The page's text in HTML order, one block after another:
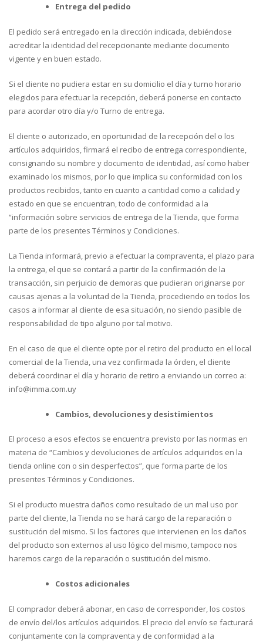
Entrega del pedido
El pedido será entregado en la dirección indicada, debiéndose
acreditar la identidad del recepcionante mediante documento
vigente y en buen estado.
Si el cliente no pudiera estar en su domicilio el día y turno horario
elegidos para efectuar la recepción, deberá ponerse en contacto
para acordar otro día y/o Turno de entrega.
El cliente o autorizado, en oportunidad de la recepción del o los
artículos adquiridos, firmará el recibo de entrega correspondiente,
consignando su nombre y documento de identidad, así como haber
examinado los mismos, por lo que implica su conformidad con los
productos recibidos, tanto en cuanto a cantidad como a calidad y
estado en que se encuentran, todo de conformidad a la
“información sobre servicios de entrega de la Tienda, que forma
parte de los presentes Términos y Condiciones.
La Tienda informará, previo a efectuar la compraventa, el plazo para
la entrega, el que se contará a partir de la confirmación de la
transacción, sin perjuicio de demoras que pudieran originarse por
causas ajenas a la voluntad de la Tienda, procediendo en todos los
casos a informar al cliente de esa situación, no siendo pasible de
responsabilidad de tipo alguno por tal motivo.
En el caso de que el cliente opte por el retiro del producto en el local
comercial de la Tienda, una vez confirmada la órden, el cliente
deberá coordinar el día y horario de retiro a enviando un correo a:
info@imma.com.uy
Cambios, devoluciones y desistimientos
El proceso a esos efectos se encuentra previsto por las normas en
materia de “Cambios y devoluciones de artículos adquiridos en la
tienda online con o sin desperfectos”, que forma parte de los
presentes Términos y Condiciones.
Si el producto muestra daños como resultado de un mal uso por
parte del cliente, la Tienda no se hará cargo de la reparación o
sustitución del mismo. Si los factores que intervienen en los daños
del producto son externos al uso lógico del mismo, tampoco nos
haremos cargo de la reparación o sustitución del mismo.
Costos adicionales
El comprador deberá abonar, en caso de corresponder, los costos
de envío del/los artículos adquiridos. El precio del envío se facturará
conjuntamente con la compraventa y de conformidad a la